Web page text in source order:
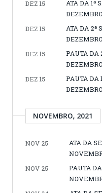
DEZ 15
ATA DA 1ª
DEZ 15
ATA DA 2ª
DEZ 15
PAUTA DA
DEZ 15
PAUTA DA
NOVEMBRO, 2021
NOV 25
ATA DA
NOV 25
PAUTA